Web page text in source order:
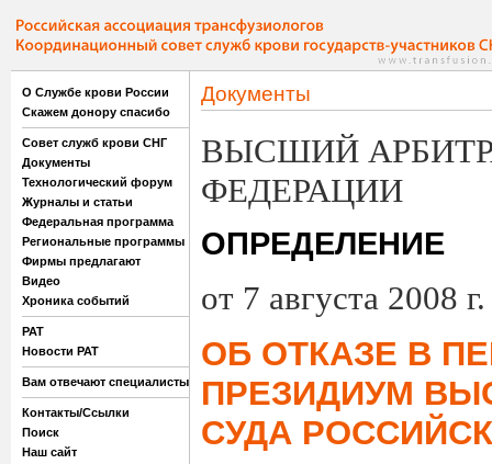
О Службе крови России
Скажем донору спасибо
Совет служб крови СНГ
Документы
Технологический форум
Журналы и статьи
Федеральная программа
Региональные программы
Фирмы предлагают
Видео
Хроника событий
РАТ
Новости РАТ
Вам отвечают специалисты
Контакты/Ссылки
Поиск
Наш сайт
Документы
ВЫСШИЙ
ФЕДЕРАЦИИ
ОПРЕДЕЛЕНИЕ
от 7 августа 2008
ОБ ОТКАЗЕ В
ПРЕЗИДИУМ
СУДА